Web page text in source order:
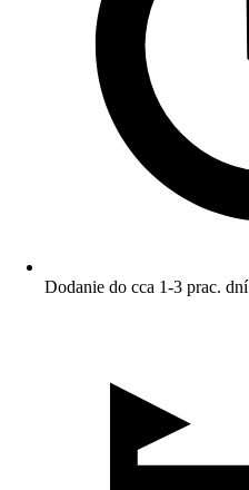
Dodanie do cca 1-3 prac. dní